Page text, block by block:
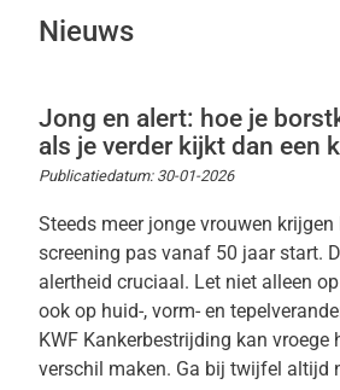
Nieuws
Jong en alert: hoe je
als je verder kijkt dan een
Publicatiedatum: 30-01-2026
Steeds meer jonge vrouwen
screening pas vanaf 50 jaar start.
alertheid cruciaal. Let niet alleen
ook op huid-, vorm- en
KWF Kankerbestrijding kan vroege
verschil maken. Ga bij twijfel altijd